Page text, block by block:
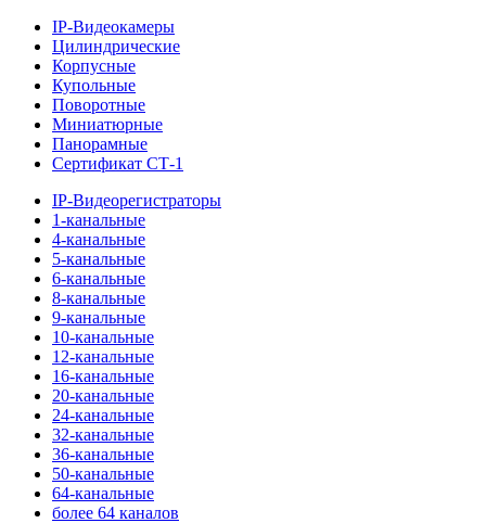
IP-Видеокамеры
Цилиндрические
Корпусные
Купольные
Поворотные
Миниатюрные
Панорамные
Сертификат СТ-1
IP-Видеорегистраторы
1-канальные
4-канальные
5-канальные
6-канальные
8-канальные
9-канальные
10-канальные
12-канальные
16-канальные
20-канальные
24-канальные
32-канальные
36-канальные
50-канальные
64-канальные
более 64 каналов